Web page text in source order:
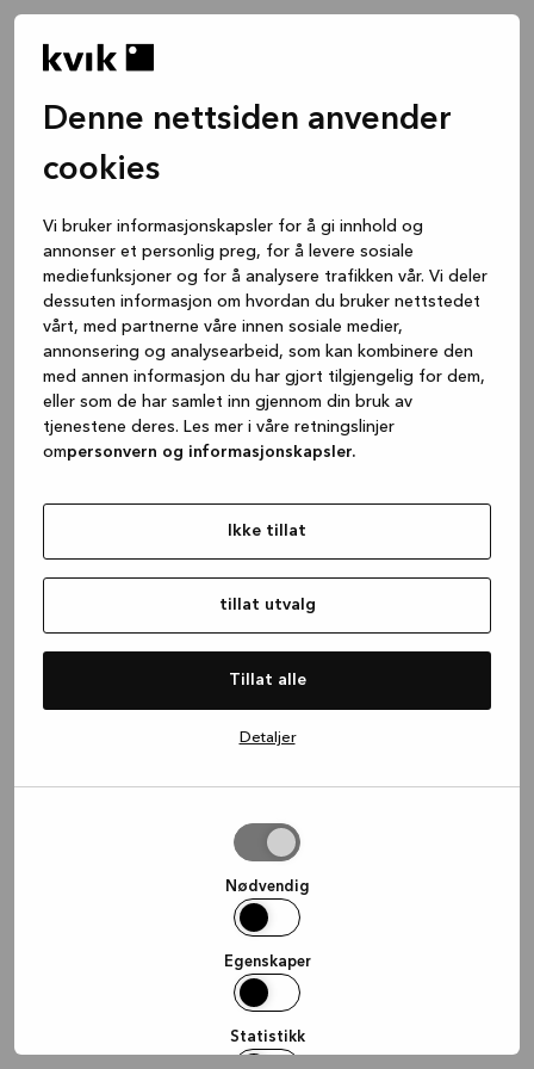
Denne nettsiden anvender
cookies
Vi bruker informasjonskapsler for å gi innhold og
annonser et personlig preg, for å levere sosiale
mediefunksjoner og for å analysere trafikken vår. Vi deler
dessuten informasjon om hvordan du bruker nettstedet
vårt, med partnerne våre innen sosiale medier,
annonsering og analysearbeid, som kan kombinere den
med annen informasjon du har gjort tilgjengelig for dem,
eller som de har samlet inn gjennom din bruk av
tjenestene deres. Les mer i våre retningslinjer
ompersonvern og informasjonskapsler.
Ikke tillat
tillat utvalg
Tillat alle
Detaljer
Nødvendig
Egenskaper
Statistikk
(see the browser console for more
information).